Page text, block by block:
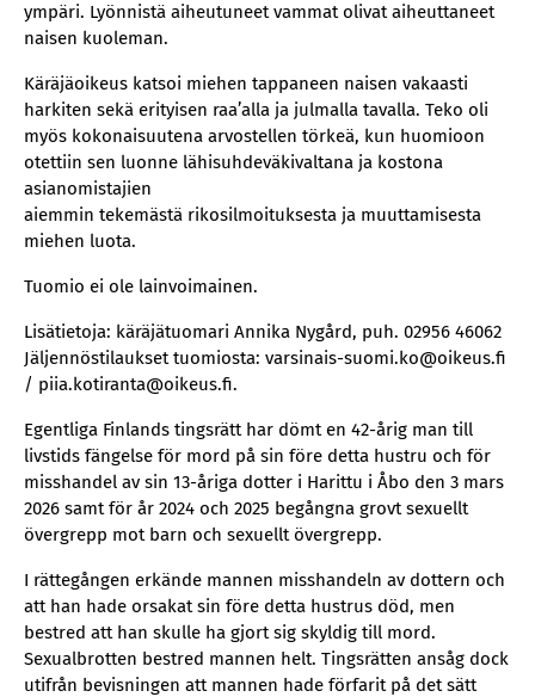
ympäri. Lyönnistä aiheutuneet vammat olivat aiheuttaneet
naisen kuoleman.
Käräjäoikeus katsoi miehen tappaneen naisen vakaasti
harkiten sekä erityisen raa’alla ja julmalla tavalla. Teko oli
myös kokonaisuutena arvostellen törkeä, kun huomioon
otettiin sen luonne lähisuhdeväkivaltana ja kostona
asianomistajien
aiemmin tekemästä rikosilmoituksesta ja muuttamisesta
miehen luota.
Tuomio ei ole lainvoimainen.
Lisätietoja: käräjätuomari Annika Nygård, puh. 02956 46062
Jäljennöstilaukset tuomiosta: varsinais-suomi.ko@oikeus.fi
/ piia.kotiranta@oikeus.fi.
Egentliga Finlands tingsrätt har dömt en 42-årig man till
livstids fängelse för mord på sin före detta hustru och för
misshandel av sin 13-åriga dotter i Harittu i Åbo den 3 mars
2026 samt för år 2024 och 2025 begångna grovt sexuellt
övergrepp mot barn och sexuellt övergrepp.
I rättegången erkände mannen misshandeln av dottern och
att han hade orsakat sin före detta hustrus död, men
bestred att han skulle ha gjort sig skyldig till mord.
Sexualbrotten bestred mannen helt. Tingsrätten ansåg dock
utifrån bevisningen att mannen hade förfarit på det sätt